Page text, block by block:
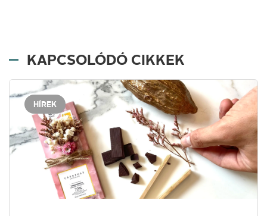
KAPCSOLÓDÓ CIKKEK
HÍREK